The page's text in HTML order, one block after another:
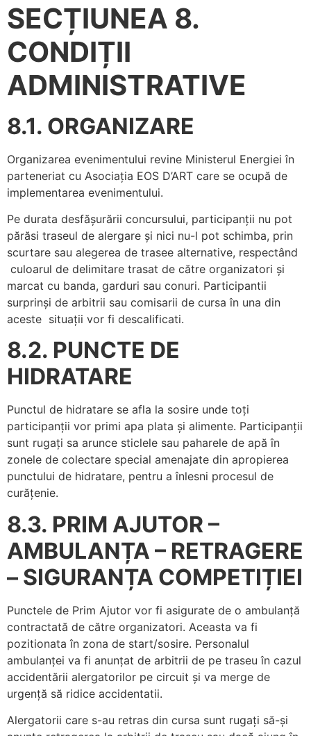
SECȚIUNEA 8.
CONDIȚII
ADMINISTRATIVE
8.1. ORGANIZARE
Organizarea evenimentului revine Ministerul Energiei în
parteneriat cu Asociația EOS D’ART care se ocupă de
implementarea evenimentului.
Pe durata desfășurării concursului, participanții nu pot
părăsi traseul de alergare și nici nu-l pot schimba, prin
scurtare sau alegerea de trasee alternative, respectând
culoarul de delimitare trasat de către organizatori și
marcat cu banda, garduri sau conuri. Participantii
surprinși de arbitrii sau comisarii de cursa în una din
aceste situații vor fi descalificati.
8.2. PUNCTE DE
HIDRATARE
Punctul de hidratare se afla la sosire unde toți
participanții vor primi apa plata și alimente. Participanții
sunt rugați sa arunce sticlele sau paharele de apă în
zonele de colectare special amenajate din apropierea
punctului de hidratare, pentru a înlesni procesul de
curățenie.
8.3. PRIM AJUTOR –
AMBULANȚA – RETRAGERE
– SIGURANȚA COMPETIȚIEI
Punctele de Prim Ajutor vor fi asigurate de o ambulanță
contractată de către organizatori. Aceasta va fi
pozitionata în zona de start/sosire. Personalul
ambulanței va fi anunțat de arbitrii de pe traseu în cazul
accidentării alergatorilor pe circuit și va merge de
urgență să ridice accidentatii.
Alergatorii care s-au retras din cursa sunt rugați să-și